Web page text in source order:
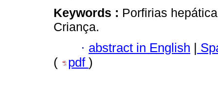
Keywords : Porfirias
Criança.
· abstract in English |
(
pdf )